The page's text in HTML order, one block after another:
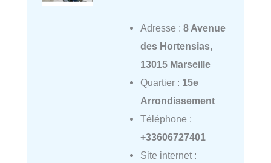
Adresse : 8 Avenue
des Hortensias,
13015 Marseille
Quartier : 15e
Arrondissement
Téléphone :
+33606727401
Site internet :